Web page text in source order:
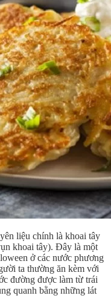
liệu chính là khoai tây
khoai tây). Đây là một
ở các nước phương
ta thường ăn kèm với
đường được làm từ trái
quanh bằng những lát